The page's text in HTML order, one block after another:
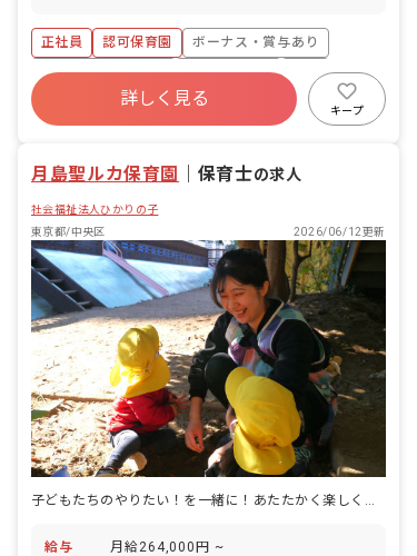
度も充実しています。充実した独自研修
の中には通常の指名研修の他に「やりた
い人が自らエントリーする」研修も多く
あり、本人の興味やスキル・経験に合わ
せた選択が可能です。 また仕事や生活の
悩み事などを気軽に相談できる様に、多
で安心です。
正社員 認可保育園
ボーナス・賞与あり
年間休日120日以上
社会保険完備
残業少なめ
昇給昇進あり
詳しく見る
キープ
月島聖ルカ保育園 保育士の求人
社会福祉法人ひかりの子
東京都/中央区
2026/06/12更新
給与 月給264,000円 ~